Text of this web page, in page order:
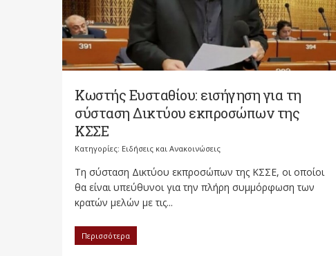
Κωστής Ευσταθίου: εισήγηση για τη
σύσταση Δικτύου εκπροσώπων της
ΚΣΣΕ
Κατηγορίες: Ειδήσεις και Ανακοινώσεις
Τη σύσταση Δικτύου εκπροσώπων της ΚΣΣΕ, οι οποίοι
θα είναι υπεύθυνοι για την πλήρη συμμόρφωση των
κρατών μελών με τις...
Περισσότερα